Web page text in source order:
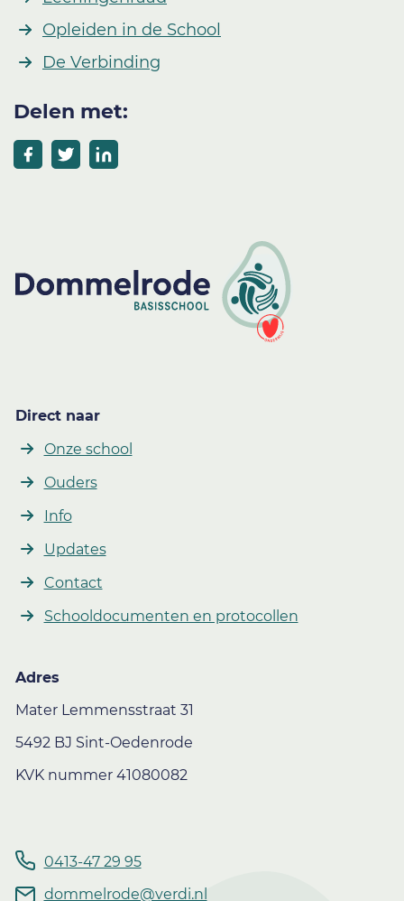
Opleiden in de School
De Verbinding
Delen met:
Direct naar
Onze school
Ouders
Info
Updates
Contact
Schooldocumenten en protocollen
Adres
Mater Lemmensstraat 31
5492 BJ Sint-Oedenrode
KVK nummer 41080082
0413-47 29 95
dommelrode@verdi.nl